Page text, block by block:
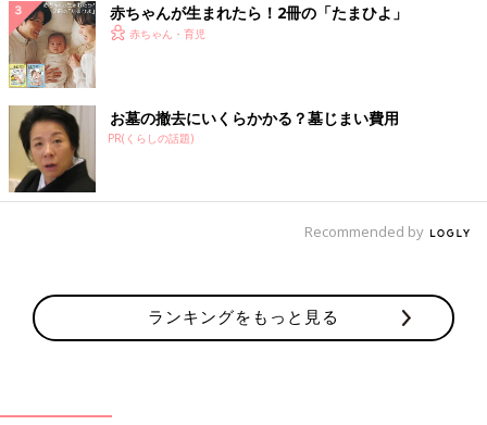
赤ちゃんが生まれたら！2冊の「たまひよ」
赤ちゃん・育児
お墓の撤去にいくらかかる？墓じまい費用
PR(くらしの話題)
Recommended by
ランキングをもっと見る